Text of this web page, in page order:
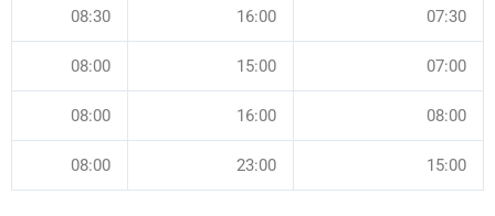
07:30
16:00
08:30
07:00
15:00
08:00
08:00
16:00
08:00
15:00
23:00
08:00